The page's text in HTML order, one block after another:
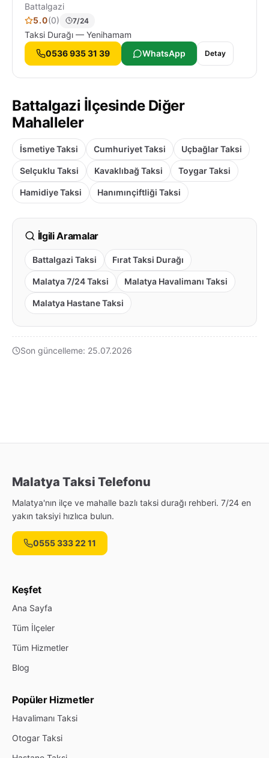
Battalgazi
5.0(0) 7/24
Taksi Durağı — Yenihamam
0536 935 31 39
WhatsApp Detay
Battalgazi İlçesinde Diğer
Mahalleler
İsmetiye Taksi Cumhuriyet Taksi Uçbağlar Taksi
Selçuklu Taksi Kavaklıbağ Taksi Toygar Taksi
Hamidiye Taksi Hanımınçiftliği Taksi
İlgili Aramalar
Battalgazi Taksi Fırat Taksi Durağı
Malatya 7/24 Taksi Malatya Havalimanı Taksi
Malatya Hastane Taksi
Son güncelleme: 25.07.2026
Malatya Taksi Telefonu
Malatya'nın ilçe ve mahalle bazlı taksi durağı rehberi. 7/24 en
yakın taksiyi hızlıca bulun.
0555 333 22 11
Keşfet
Ana Sayfa
Tüm İlçeler
Tüm Hizmetler
Blog
Popüler Hizmetler
Havalimanı Taksi
Otogar Taksi